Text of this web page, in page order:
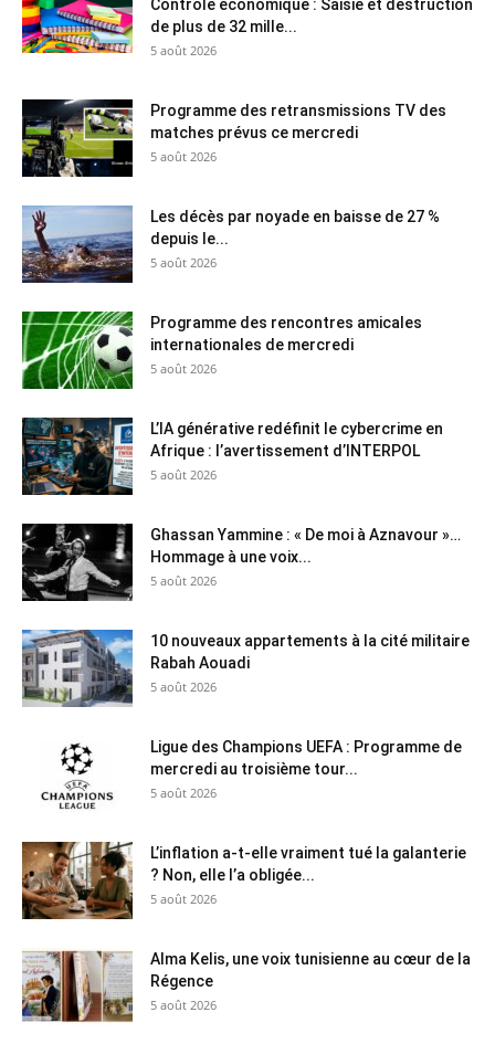
Contrôle économique : Saisie et destruction
de plus de 32 mille...
5 août 2026
Programme des retransmissions TV des
matches prévus ce mercredi
5 août 2026
Les décès par noyade en baisse de 27 %
depuis le...
5 août 2026
Programme des rencontres amicales
internationales de mercredi
5 août 2026
L’IA générative redéfinit le cybercrime en
Afrique : l’avertissement d’INTERPOL
5 août 2026
Ghassan Yammine : « De moi à Aznavour »…
Hommage à une voix...
5 août 2026
10 nouveaux appartements à la cité militaire
Rabah Aouadi
5 août 2026
Ligue des Champions UEFA : Programme de
mercredi au troisième tour...
5 août 2026
L’inflation a-t-elle vraiment tué la galanterie
? Non, elle l’a obligée...
5 août 2026
Alma Kelis, une voix tunisienne au cœur de la
Régence
5 août 2026